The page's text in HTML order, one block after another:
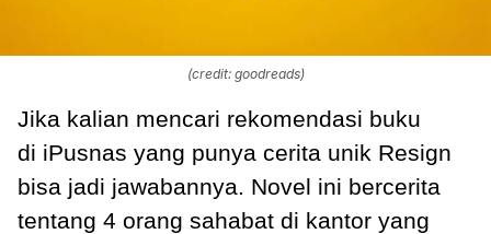
(credit: goodreads)
Jika kalian mencari rekomendasi buku
di iPusnas yang punya cerita unik Resign
bisa jadi jawabannya. Novel ini bercerita
tentang 4 orang sahabat di kantor yang